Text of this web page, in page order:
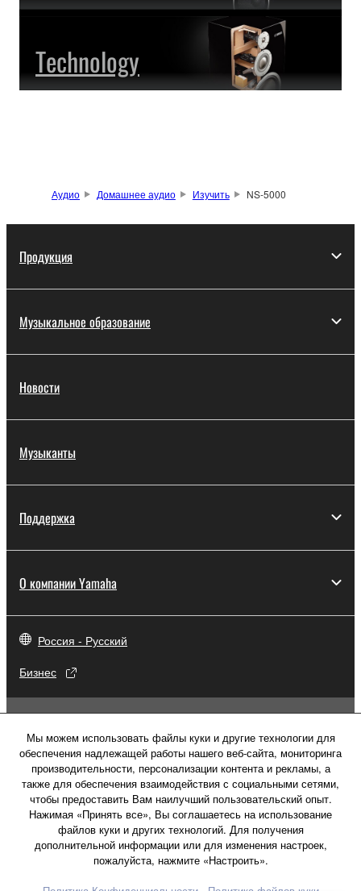
Technology
Аудио Домашнее аудио Изучить NS-5000
Продукция
Музыкальное образование
Новости
Музыканты
Поддержка
О компании Yamaha
Россия - Русский
Бизнес
Мы можем использовать файлы куки и другие технологии для
обеспечения надлежащей работы нашего веб-сайта, мониторинга
производительности, персонализации контента и рекламы, а
также для обеспечения взаимодействия с социальными сетями,
чтобы предоставить Вам наилучший пользовательский опыт.
Нажимая «Принять все», Вы соглашаетесь на использование
файлов куки и других технологий. Для получения
дополнительной информации или для изменения настроек,
пожалуйста, нажмите «Настроить».